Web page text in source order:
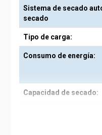
Sistema de secado
secado
Tipo de carga:
Consumo de energía:
Capacidad de secado: